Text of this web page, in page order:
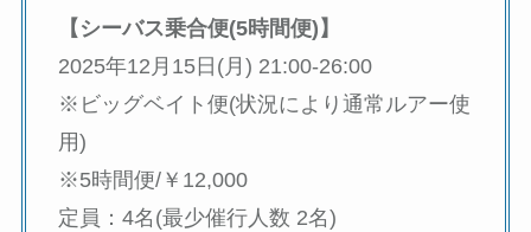
【シーバス乗合便(5時間便)】
2025年12月15日(月) 21:00-26:00
※ビッグベイト便(状況により通常ルアー使
用)
※5時間便/￥12,000
定員：4名(最少催行人数 2名)